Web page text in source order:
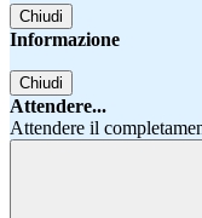
Chiudi
Informazione
Chiudi
Attendere...
Attendere il